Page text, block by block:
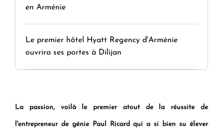
en Arménie
Le premier hôtel Hyatt Regency d'Arménie
ouvrira ses portes à Dilijan
La passion, voilà le premier atout de la réussite de
l'entrepreneur de génie Paul Ricard qui a si bien su élever